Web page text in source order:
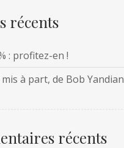
récents
: profitez-en !
à part, de Bob Yandian
récents